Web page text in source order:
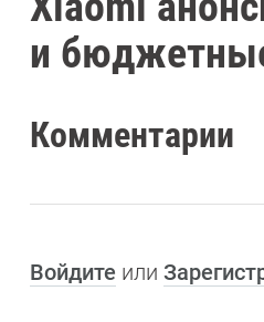
и
Комментарии
Войдите или